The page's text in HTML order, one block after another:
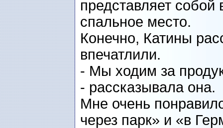
представляет
спальное место.
Конечно, Катины
впечатлили.
- Мы ходим за
- рассказывала она.
Мне очень
через парк» и «в